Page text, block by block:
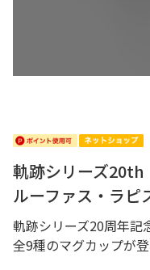
軌跡シリーズ
ルーファス・ラピ
軌跡シリーズ20周年記
全9種のマグカップが登